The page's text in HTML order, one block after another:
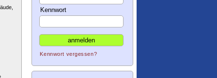
Kennwort
Kennwort vergessen?